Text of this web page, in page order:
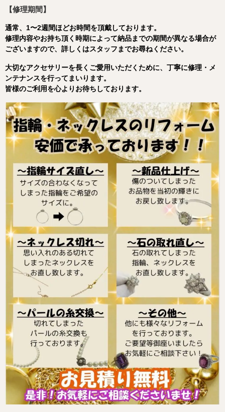
【修理期間】
通常、1〜2週間ほどお時間を頂戴しております。
修理内容やお持ち頂く時期によって納品までの期間が異なる場合が
ございますので、詳しくはスタッフまでお尋ねください。
大切なアクセサリーを長くご愛用いただくために、丁寧に修理・メ
ンテナンスを行ってまいります。
皆様のご利用を心よりお待ちしております。